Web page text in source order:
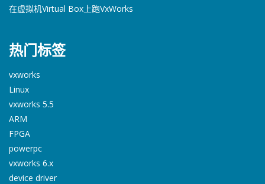
在虚拟机Virtual Box上跑VxWorks
热门标签
vxworks
Linux
vxworks 5.5
ARM
FPGA
powerpc
vxworks 6.x
device driver